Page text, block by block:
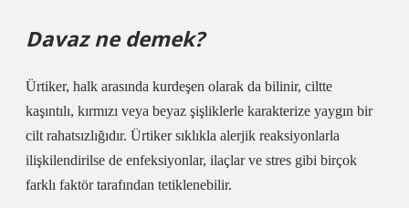
Davaz ne demek?
Ürtiker, halk arasında kurdeşen olarak da bilinir, ciltte
kaşıntılı, kırmızı veya beyaz şişliklerle karakterize yaygın bir
cilt rahatsızlığıdır. Ürtiker sıklıkla alerjik reaksiyonlarla
ilişkilendirilse de enfeksiyonlar, ilaçlar ve stres gibi birçok
farklı faktör tarafından tetiklenebilir.